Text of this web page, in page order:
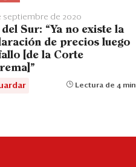
septiembre de 2020
Sur: “Ya no existe la
de precios luego
[de la Corte
Lectura de 4 min